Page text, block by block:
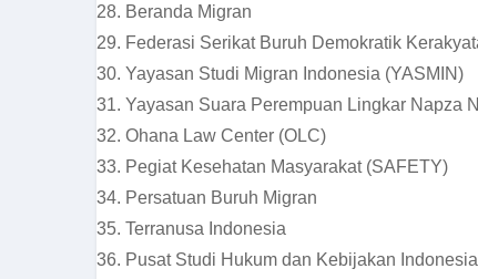
28. Beranda Migran
29. Federasi Serikat Buruh Demokratik
30. Yayasan Studi Migran Indonesia (YASMIN)
31. Yayasan Suara Perempuan Lingkar Napza
32. Ohana Law Center (OLC)
33. Pegiat Kesehatan Masyarakat (SAFETY)
34. Persatuan Buruh Migran
35. Terranusa Indonesia
36. Pusat Studi Hukum dan Kebijakan